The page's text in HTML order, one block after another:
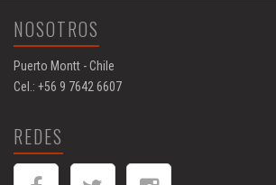
NOSOTROS
Puerto Montt - Chile
Cel.: +56 9 7642 6607
REDES